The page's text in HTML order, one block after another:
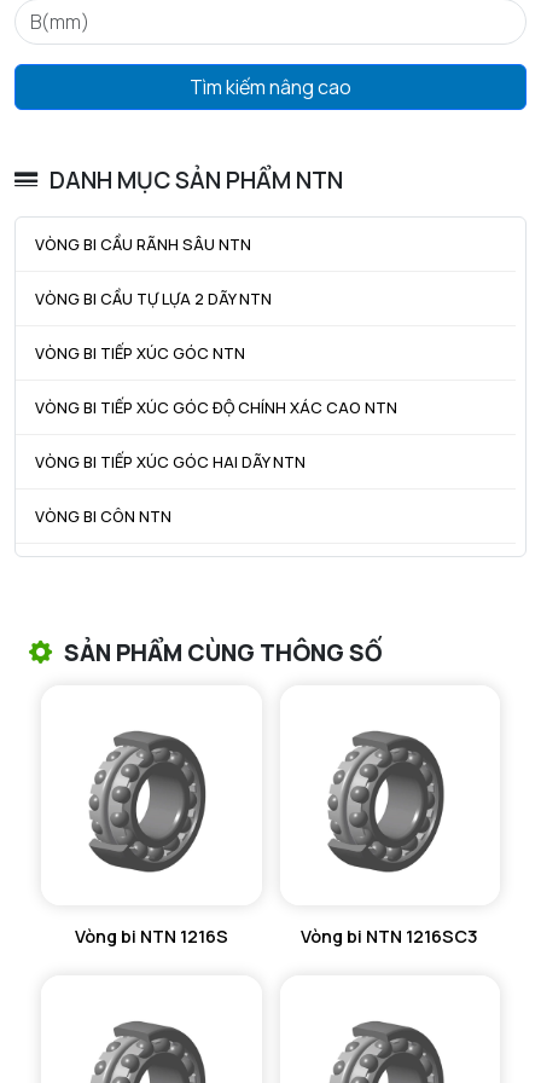
Tìm kiếm nâng cao
DANH MỤC SẢN PHẨM NTN
VÒNG BI CẦU RÃNH SÂU NTN
VÒNG BI CẦU TỰ LỰA 2 DÃY NTN
VÒNG BI TIẾP XÚC GÓC NTN
VÒNG BI TIẾP XÚC GÓC ĐỘ CHÍNH XÁC CAO NTN
VÒNG BI TIẾP XÚC GÓC HAI DÃY NTN
VÒNG BI CÔN NTN
VÒNG BI KIM NTN
VÒNG BI CHẶN TRỤC NTN
VÒNG BI LĂN TRỤ ĐẨY NTN
GỐI ĐỠ 2 NỬA NTN
MÁY GIA NHIỆT NTN
ra max - Bán kính góc lượn tối đa trục & vỏ
SẢN PHẨM CÙNG THÔNG SỐ
Vòng bi NTN 1216S Vòng bi NTN 1216SC3